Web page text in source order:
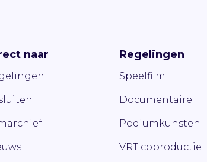
naar Regelingen
Speelfilm
Documentaire
Podiumkunsten
VRT coproductie